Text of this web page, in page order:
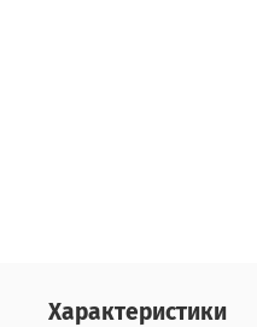
Характеристики